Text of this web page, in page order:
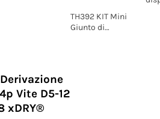
TH392 KIT Mini
Giunto di
Vite D5-12
xDRY®